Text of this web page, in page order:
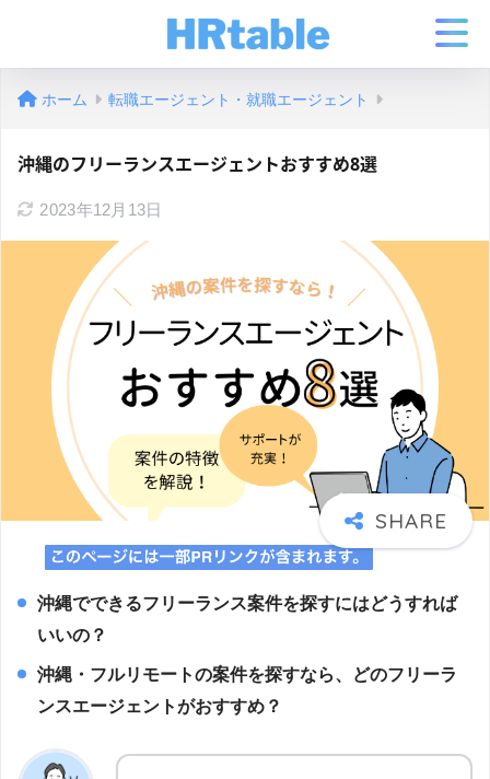
ホーム 転職エージェント・就職エージェント
沖縄のフリーランスエージェントおすすめ8選
2023年12月13日
沖縄でできるフリーランス案件を探すにはどうすれば
いいの？
沖縄・フルリモートの案件を探すなら、どのフリーラ
ンスエージェントがおすすめ？